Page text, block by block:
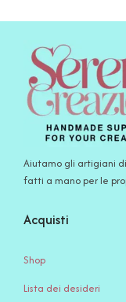
Aiutamo gli artigiani
fatti a mano per le
Acquisti
Shop
Lista dei desideri